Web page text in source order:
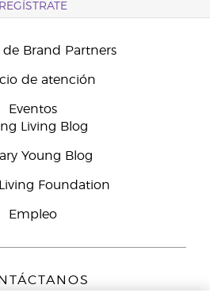
REGÍSTRATE
de Brand Partners
de atención
Eventos
Living Blog
Young Blog
Foundation
Empleo